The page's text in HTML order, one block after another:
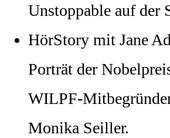
Unstoppable auf der
HörStory mit Jane
Porträt der
WILPF-
Monika Seiller.